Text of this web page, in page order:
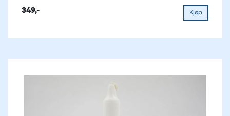
349,- Kjøp